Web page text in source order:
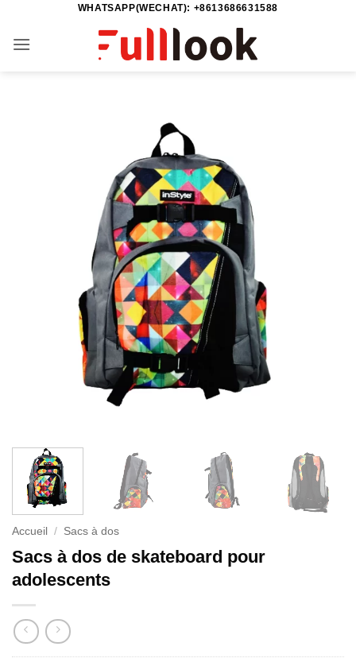
contenu
WHATSAPP(WECHAT): +8613686631588
Accueil / Sacs à dos
Sacs à dos de skateboard pour
adolescents